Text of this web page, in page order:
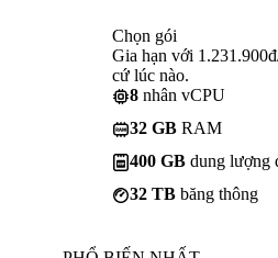
Chọn gói
Gia hạn với
cứ lúc nào.
8 nhân vCPU
32 GB RAM
400 GB dung lượng
32 TB băng thông